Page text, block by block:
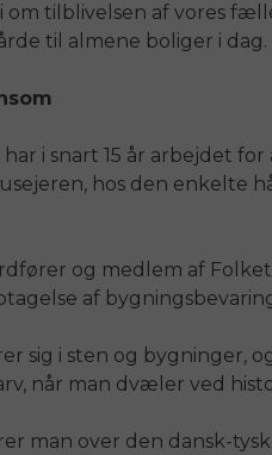
tilblivelsen af vores
til almene boliger i dag.
i snart 15 år arbejdet
hos den enkelte
og medlem af
af
sig i sten og bygninger,
når man dvæler ved
man over den dansk-